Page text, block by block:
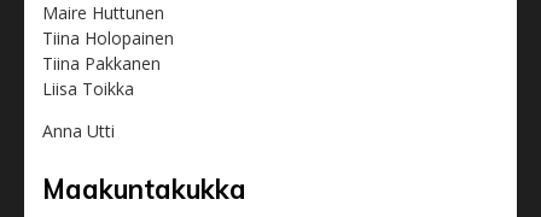
Maire Huttunen
Tiina Holopainen
Tiina Pakkanen
Liisa Toikka
Anna Utti
Maakuntakukka